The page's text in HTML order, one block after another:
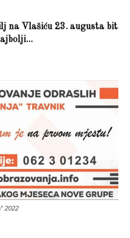
na Vlašiću 23. augusta bit
2022